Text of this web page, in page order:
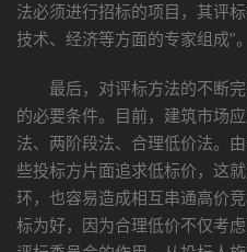
法必须进行招标的项目，其评
技术、经济等方面的专家组成”。
最后，对评标方法的不断
的必要条件。目前，建筑市场
法、两阶段法、合理低价法。
些投标方片面追求低标价，这
环，也容易造成相互串通高价
标为好，因为合理低价不仅考